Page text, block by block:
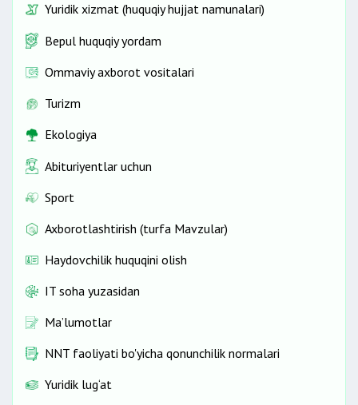
Yuridik xizmat (huquqiy hujjat namunalari)
Bepul huquqiy yordam
Ommaviy axborot vositalari
Turizm
Ekologiya
Abituriyentlar uchun
Sport
Axborotlashtirish (turfa Mavzular)
Haydovchilik huquqini olish
IT soha yuzasidan
Ma’lumotlar
NNT faoliyati bo'yicha qonunchilik normalari
Yuridik lug‘at